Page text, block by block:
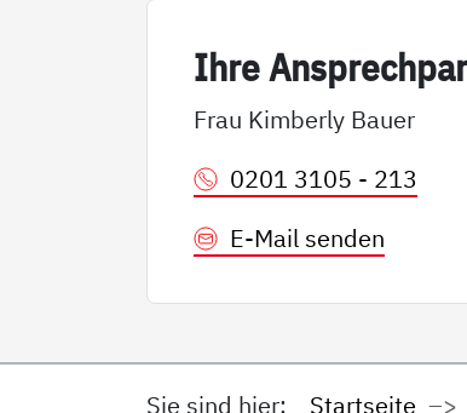
Ih­re
Frau Kimberly Bauer
0201 3105 - 213
E-Mail senden
Sie sind hier: Startseite